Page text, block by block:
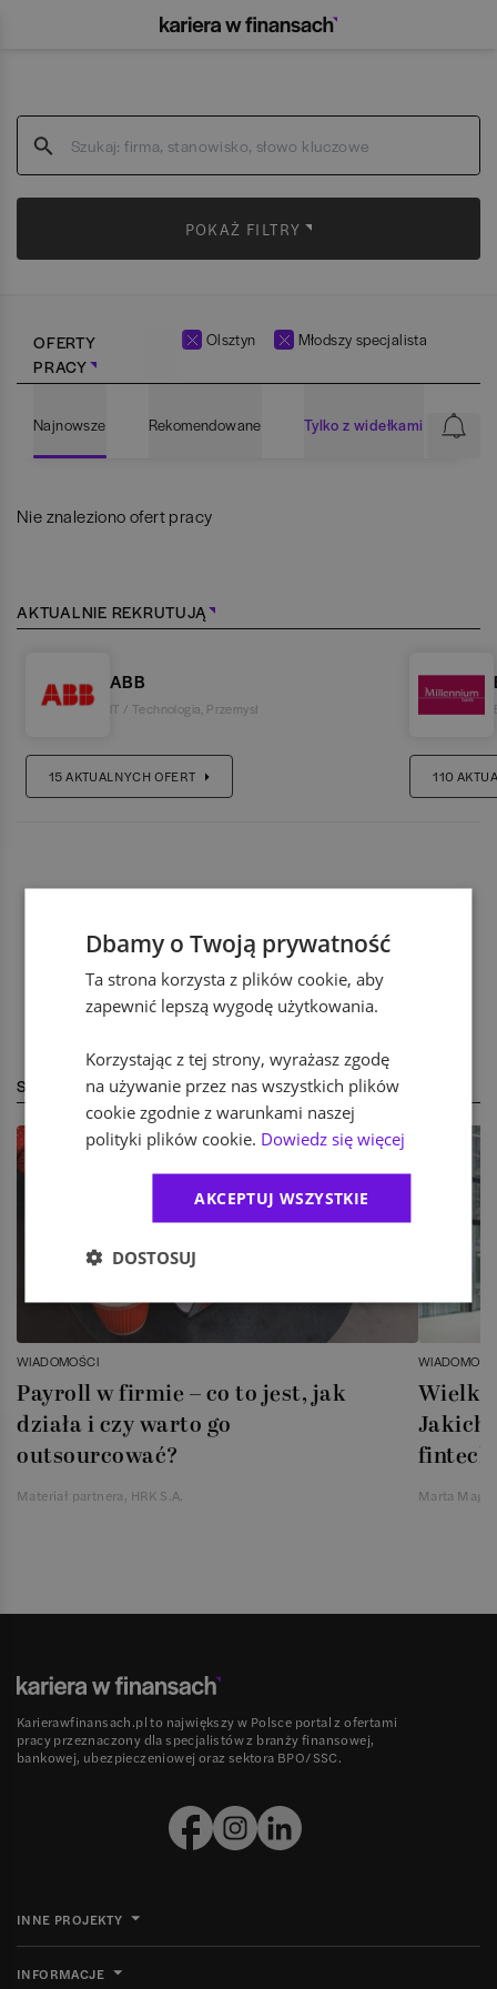
POKAŻ FILTRY
OFERTY
PRACY
Olsztyn Młodszy specjalista
Najnowsze Rekomendowane Tylko z widełkami
Nie znaleziono ofert pracy
AKTUALNIE REKRUTUJĄ
ABB
IT / Technologia Przemysł
15AKTUALNYCH OFERT 110
STREFA EKSPERTA
WIADOMOŚCI
Payroll w firmie – co to jest, jak
działa i czy warto go
outsourcować?
Materiał partnera, HRK S.A.
Jakich
Marta
Karierawfinansach.pl to największy w Polsce portal z ofertami
pracy przeznaczony dla specjalistów z branży finansowej,
bankowej, ubezpieczeniowej oraz sektora BPO/SSC.
INNE PROJEKTY
INFORMACJE
Dbamy o Twoją prywatność
Ta strona korzysta z plików cookie, aby
zapewnić lepszą wygodę użytkowania.
Korzystając z tej strony, wyrażasz zgodę
na używanie przez nas wszystkich plików
cookie zgodnie z warunkami naszej
polityki plików cookie. Dowiedz się więcej
AKCEPTUJ WSZYSTKIE
DOSTOSUJ